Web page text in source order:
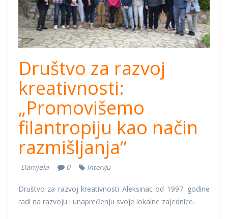
Društvo za razvoj
kreativnosti:
„Promovišemo
filantropiju kao način
razmišljanja“
Danijela 0 Intervju
Društvo za razvoj kreativnosti Aleksinac od 1997. godine
radi na razvoju i unapređenju svoje lokalne zajednice.